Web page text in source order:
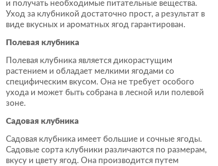
и получать необходимые питательные вещества.
Уход за клубникой достаточно прост, а результат в
виде вкусных и ароматных ягод гарантирован.
Полевая клубника
Полевая клубника является дикорастущим
растением и обладает мелкими ягодами со
специфическим вкусом. Она не требует особого
ухода и может быть собрана в лесной или полевой
зоне.
Садовая клубника
Садовая клубника имеет большие и сочные ягоды.
Садовые сорта клубники различаются по размерам,
вкусу и цвету ягод. Она производится путем